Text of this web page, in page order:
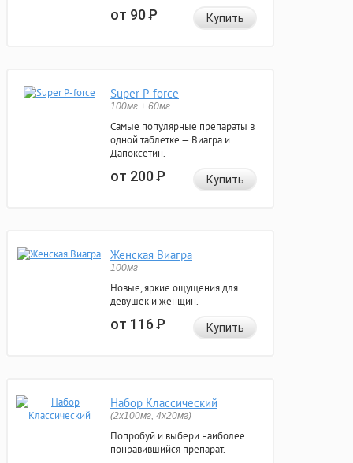
от 90Р Купить
Super P-force
100мг + 60мг
Самые популярные препараты в
одной таблетке — Виагра и
Дапоксетин.
от 200Р Купить
Женская Виагра
100мг
Новые, яркие ощущения для
девушек и женщин.
от 116Р Купить
Набор Классический
(2x100мг, 4x20мг)
Попробуй и выбери наиболее
понравившийся препарат.